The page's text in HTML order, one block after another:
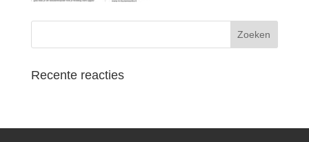
Recente reacties